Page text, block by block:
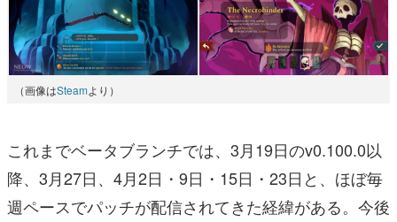
（画像はSteamより）
これまでベータブランチでは、3月19日のv0.100.0以
降、3月27日、4月2日・9日・15日・23日と、ほぼ毎
週ペースでパッチが配信されてきた経緯がある。今後